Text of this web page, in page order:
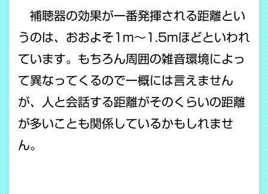
補聴器の効果が一番発揮される距離とい
うのは、おおよそ1m〜1.5mほどといわれ
ています。もちろん周囲の雑音環境によっ
て異なってくるので一概には言えません
が、人と会話する距離がそのくらいの距離
が多いことも関係しているかもしれませ
ん。